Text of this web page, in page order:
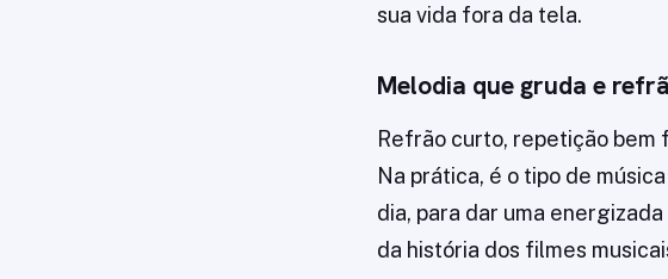
sua vida fora da tela.
Melodia que gruda e
Refrão curto, repetição bem
Na prática, é o tipo de
dia, para dar uma
da história dos filmes